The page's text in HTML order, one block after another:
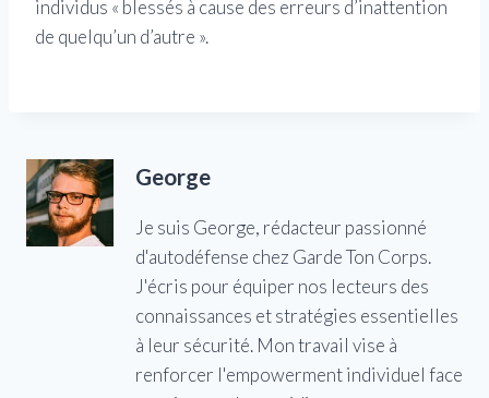
individus « blessés à cause des erreurs d’inattention
de quelqu’un d’autre ».
George
Je suis George, rédacteur passionné
d'autodéfense chez Garde Ton Corps.
J'écris pour équiper nos lecteurs des
connaissances et stratégies essentielles
à leur sécurité. Mon travail vise à
renforcer l'empowerment individuel face